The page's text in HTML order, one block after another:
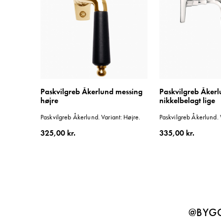
Paskvilgreb Åkerlund messing
højre
Paskvilgreb Åkerlund. Variant: Højre.
325,00 kr.
Paskvilgreb
nikkelbelagt lige
Paskvilgreb Åkerlund.
335,00 kr.